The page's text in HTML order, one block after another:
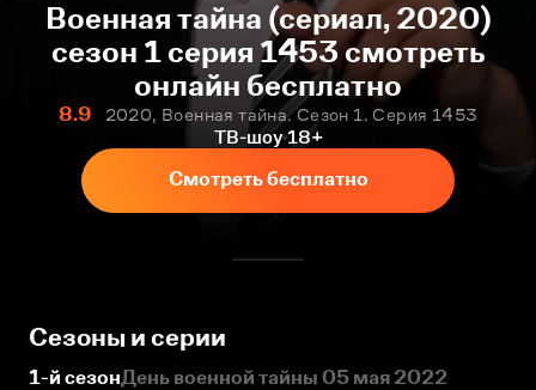
Военная тайна (сериал, 2020)
сезон 1 серия 1453 смотреть
онлайн бесплатно
8.9
2020, Военная тайна. Сезон 1. Серия 1453
ТВ-шоу 18+
Смотреть бесплатно
Сезоны и серии
1-й сезонДень военной тайны 05 мая 2022